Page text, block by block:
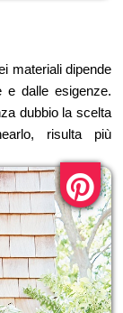
materiali dipende
e dalle esigenze.
dubbio la scelta
risulta più